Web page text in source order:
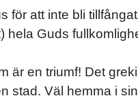
för att inte bli
hela Guds
är en triumf! Det
stad. Väl hemma i